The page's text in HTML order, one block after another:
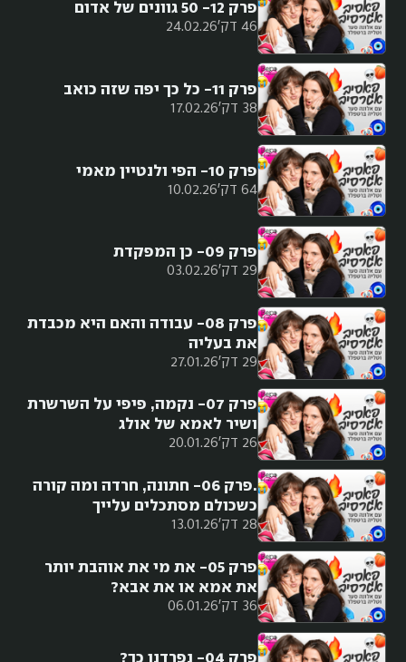
46 דק' 24.02.26
פרק 12- 50 גוונים של אדום
38 דק' 17.02.26
פרק 11- כל כך יפה שזה כואב
64 דק' 10.02.26
פרק 10- הפי ולנטיין מאמי
29 דק' 03.02.26
פרק 09- כן המפקדת
29 דק' 27.01.26
פרק 08- עבודה והאם היא מכבדת
את בעליה
26 דק' 20.01.26
פרק 07- נקמה, פיפי על השרשרת
ושיר לאמא של אולג
28 דק' 13.01.26
.פרק 06- חתונה, חרדה ומה קורה
כשכולם מסתכלים עלייך
36 דק' 06.01.26
פרק 05- את מי את אוהבת יותר
את אמא או את אבא?
פרק 04- נפרדנו כך?